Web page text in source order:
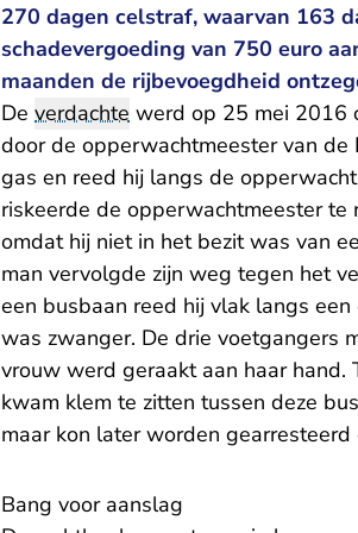
270 dagen celstraf, waarvan 163
schadevergoeding van 750 euro
maanden de rijbevoegdheid
De verdachte werd op 25 mei 2016
door de opperwachtmeester van de
gas en reed hij langs de
riskeerde de opperwachtmeester
omdat hij niet in het bezit was van
man vervolgde zijn weg tegen het
een busbaan reed hij vlak langs
was zwanger. De drie voetgangers
vrouw werd geraakt aan haar
kwam klem te zitten tussen deze
maar kon later worden
Bang voor aanslag